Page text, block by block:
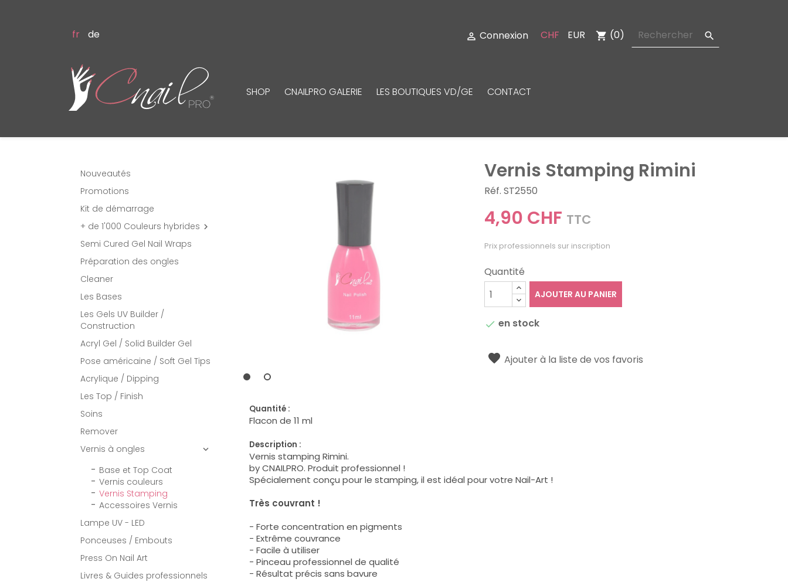
fr de  Connexion CHF EUR shopping_cart (0) 
SHOP CNAILPRO GALERIE LES BOUTIQUES VD/GE CONTACT
Nouveautés
Promotions
Kit de démarrage
+ de 1'000 Couleurs hybrides 
Semi Cured Gel Nail Wraps
Préparation des ongles
Cleaner
Les Bases
Les Gels UV Builder /
Construction
Acryl Gel / Solid Builder Gel
Pose américaine / Soft Gel Tips
Acrylique / Dipping
Les Top / Finish
Soins
Remover
Vernis à ongles

Base et Top Coat
Vernis couleurs
Vernis Stamping
Accessoires Vernis
Lampe UV - LED
Ponceuses / Embouts
Press On Nail Art
Livres & Guides professionnels
Vernis Stamping Rimini
Réf. ST2550
4,90 CHF TTC
Prix professionnels sur inscription
Quantité
AJOUTER AU PANIER
 en stock
Ajouter à la liste de vos favoris
Quantité :
Flacon de 11 ml
Description :
Vernis stamping Rimini.
by CNAILPRO. Produit professionnel !
Spécialement conçu pour le stamping, il est idéal pour votre Nail-Art !
Très couvrant !
- Forte concentration en pigments
- Extrême couvrance
- Facile à utiliser
- Pinceau professionnel de qualité
- Résultat précis sans bavure